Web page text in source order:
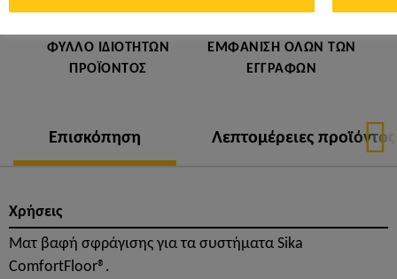
ΦΎΛΛΟ ΙΔΙΟΤΉΤΩΝ
ΠΡΟΪΌΝΤΟΣ
ΕΜΦΆΝΙΣΗ ΌΛΩΝ ΤΩΝ
ΕΓΓΡΆΦΩΝ
Επισκόπηση Λεπτομέρειες προϊόντος
Χρήσεις
Ματ βαφή σφράγισης για τα συστήματα Sika
ComfortFloor®.